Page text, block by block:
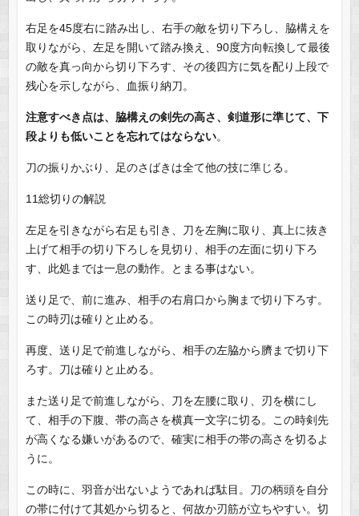
右足を45度右に踏み出し、右手の敵を切り下ろし、脇構えを
取りながら、左足を開いて踏み換え、90度方向転換して最後
の敵を真っ向から切り下ろす、その後四方に気を配り上段で
残心を示しながら、血振り納刀。
注意すべき点は、脇構えの剣先の高さ、剣道形に準じて、下
段よりも低いことを忘れてはならない。
刀の振りかぶり、足のさばきは全て他の技に準じる。
11総切りの解説
左足を引きながら右足も引き、刀を左胸に取り、真上に抜き
上げて相手の切り下ろしを見切り、相手の左面に切り下ろ
す、此処までは一息の動作。とまる事はない。
送り足で、前に進み、相手の右肩口から胸まで切り下ろす。
この時刃は確りと止める。
再度、送り足で前進しながら、相手の左脇から臍まで切り下
ろす。刀は確りと止める。
また送り足で前進しながら、刀を左腰に取り、刃を横にし
て、相手の下腹、帯の高さを横真一文字に切る。この時剣先
が高くなる嫌いがあるので、確実に相手の帯の高さを切るよ
うに。
この時に、羽音が出ないようであれば駄目。刀の柄頭を自分
の帯に付けて其処から切ると、何故か刃筋が立ちやすい。切